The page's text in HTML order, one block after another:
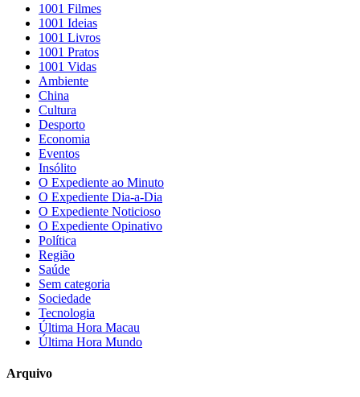
1001 Filmes
1001 Ideias
1001 Livros
1001 Pratos
1001 Vidas
Ambiente
China
Cultura
Desporto
Economia
Eventos
Insólito
O Expediente ao Minuto
O Expediente Dia-a-Dia
O Expediente Noticioso
O Expediente Opinativo
Política
Região
Saúde
Sem categoria
Sociedade
Tecnologia
Última Hora Macau
Última Hora Mundo
Arquivo